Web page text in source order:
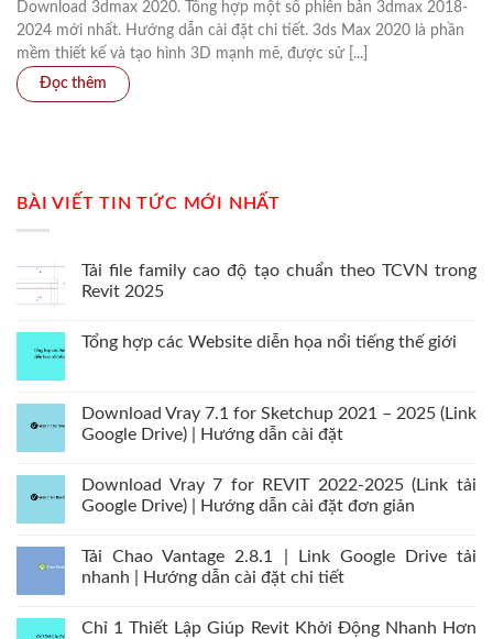
Download 3dmax 2020. Tổng hợp một số phiên bản 3dmax 2018-
2024 mới nhất. Hướng dẫn cài đặt chi tiết. 3ds Max 2020 là phần
mềm thiết kế và tạo hình 3D mạnh mẽ, được sử [...]
BÀI VIẾT TIN TỨC MỚI NHẤT
Tải file family cao độ tạo chuẩn theo TCVN trong
Revit 2025
Tổng hợp các Website diễn họa nổi tiếng thế giới
Download Vray 7.1 for Sketchup 2021 – 2025 (Link
Google Drive) | Hướng dẫn cài đặt
Download Vray 7 for REVIT 2022-2025 (Link tải
Google Drive) | Hướng dẫn cài đặt đơn giản
Tải Chao Vantage 2.8.1 | Link Google Drive tải
nhanh | Hướng dẫn cài đặt chi tiết
Chỉ 1 Thiết Lập Giúp Revit Khởi Động Nhanh Hơn